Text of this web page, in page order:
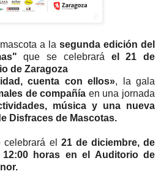
a la segunda edición del
que se celebrará el 21 de
de Zaragoza
cuenta con ellos», la gala
de compañía en una jornada
música y una nueva
Disfraces de Mascotas.
celebrará el 21 de diciembre, de
horas en el Auditorio de